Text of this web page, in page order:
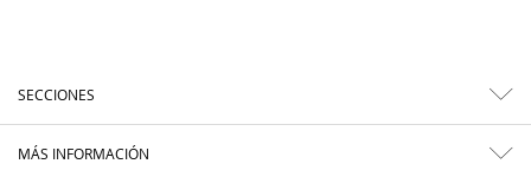
SECCIONES
MÁS INFORMACIÓN